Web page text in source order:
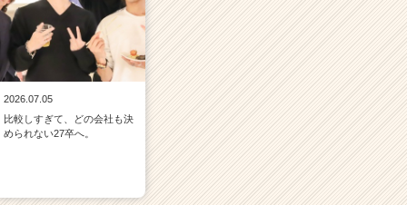
2026.07.05
比較しすぎて、どの会社も決
められない27卒へ。